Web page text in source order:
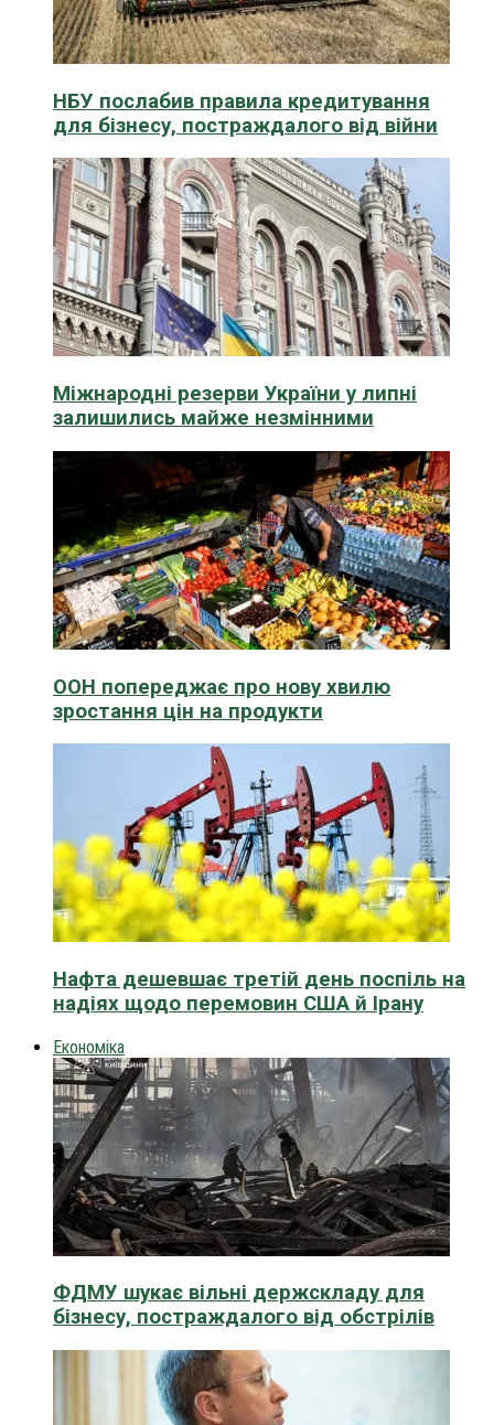
НБУ послабив правила кредитування
для бізнесу, постраждалого від війни
Міжнародні резерви України у липні
залишились майже незмінними
ООН попереджає про нову хвилю
зростання цін на продукти
Нафта дешевшає третій день поспіль на
надіях щодо перемовин США й Ірану
Економіка
ФДМУ шукає вільні держскладу для
бізнесу, постраждалого від обстрілів